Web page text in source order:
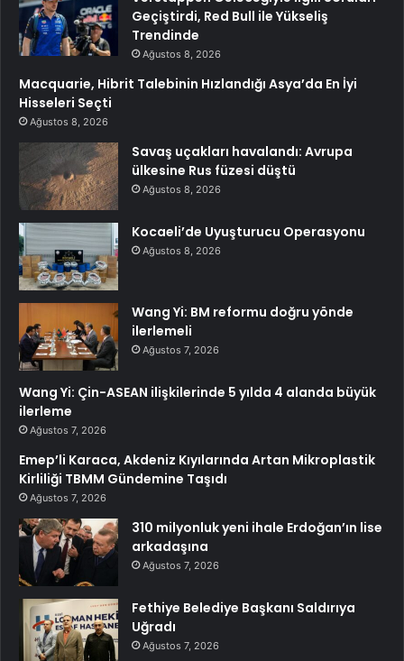
Geçiştirdi, Red Bull ile Yükseliş
Trendinde
Ağustos 8, 2026
Macquarie, Hibrit Talebinin Hızlandığı Asya’da En İyi
Hisseleri Seçti
Ağustos 8, 2026
Savaş uçakları havalandı: Avrupa
ülkesine Rus füzesi düştü
Ağustos 8, 2026
Kocaeli’de Uyuşturucu Operasyonu
Ağustos 8, 2026
Wang Yi: BM reformu doğru yönde
ilerlemeli
Ağustos 7, 2026
Wang Yi: Çin-ASEAN ilişkilerinde 5 yılda 4 alanda büyük
ilerleme
Ağustos 7, 2026
Emep’li Karaca, Akdeniz Kıyılarında Artan Mikroplastik
Kirliliği TBMM Gündemine Taşıdı
Ağustos 7, 2026
310 milyonluk yeni ihale Erdoğan’ın lise
arkadaşına
Ağustos 7, 2026
Fethiye Belediye Başkanı Saldırıya
Uğradı
Ağustos 7, 2026